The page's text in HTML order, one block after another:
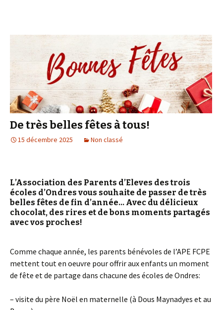
De très belles fêtes à tous!
15 décembre 2025 Non classé
L’Association des Parents d’Eleves des trois
écoles d’Ondres vous souhaite de passer de très
belles fêtes de fin d’année… Avec du délicieux
chocolat, des rires et de bons moments partagés
avec vos proches!
Comme chaque année, les parents bénévoles de l’APE FCPE
mettent tout en oeuvre pour offrir aux enfants un moment
de fête et de partage dans chacune des écoles de Ondres:
– visite du père Noël en maternelle (à Dous Maynadyes et au